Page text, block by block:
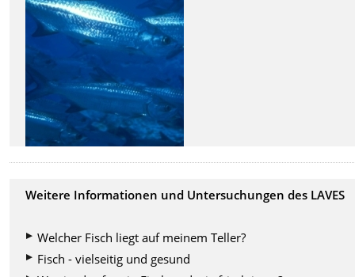
Weitere Informationen und Untersuchungen des LAVES
Welcher Fisch liegt auf meinem Teller?
Fisch - vielseitig und gesund